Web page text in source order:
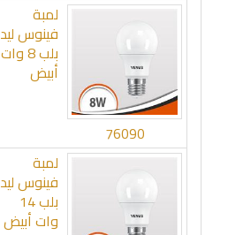
76090
لمبة
فينوس ليد
بلب 8 وات
أبيض
لمبة
فينوس ليد
بلب 14
وات أبيض